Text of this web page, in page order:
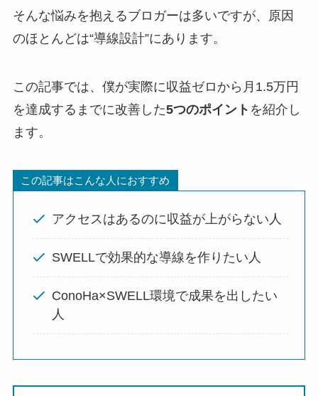
そんな悩みを抱えるブロガーは多いですが、原因
のほとんどは“導線設計”にあります。
この記事では、僕が実際に収益ゼロから月1.5万円
を達成するまでに改善した5つのポイント を紹介し
ます。
この記事はこんな人におすすめ
アクセスはあるのに収益が上がらない人
SWELLで効果的な導線を作りたい人
ConoHa×SWELL環境で成果を出したい
人